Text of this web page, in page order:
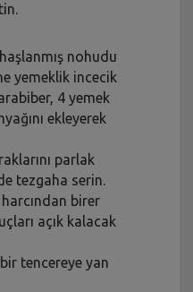
nohudu
yemeklik incecik
4 yemek
ekleyerek
parlak
tezgaha serin.
harcından birer
açık kalacak
bir tencereye yan